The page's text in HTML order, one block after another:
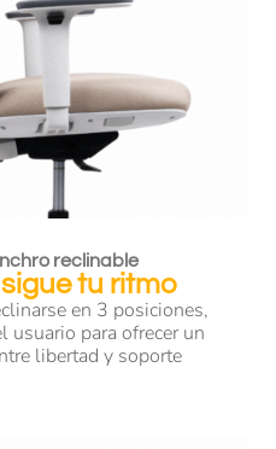
reclinable
tu ritmo
en 3 posiciones,
usuario para ofrecer un
libertad y soporte